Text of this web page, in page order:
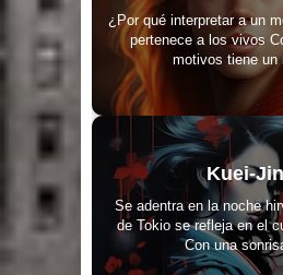
¿Por qué interpretar a un
pertenece a los vivos
motivos tiene un
Kuei-Jin
Se adentra en la noche
de Tokio se refleja en el
Con una